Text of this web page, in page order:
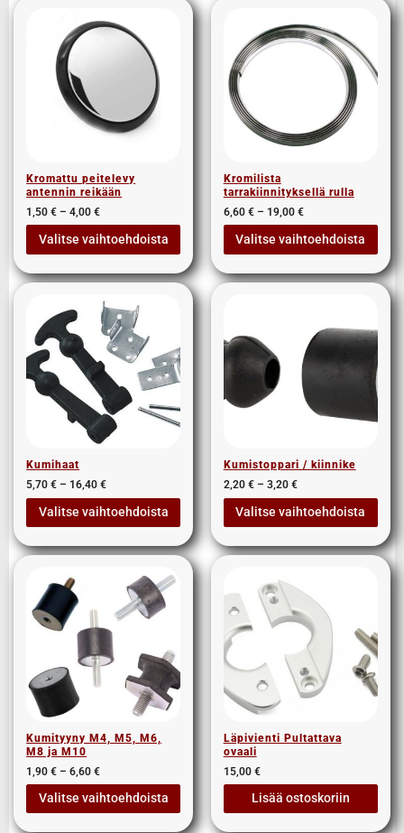
Kromattu peitelevy
antennin reikään
1,50€ – 4,00€
Valitse vaihtoehdoista
Kromilista
tarrakiinnityksellä rulla
6,60 € – 19,00 €
Valitse vaihtoehdoista
Kumihaat
5,70€ – 16,40€
Valitse vaihtoehdoista
Kumistoppari / kiinnike
2,20 € – 3,20 €
Valitse vaihtoehdoista
Kumityyny M4, M5, M6,
M8 ja M10
1,90€ – 6,60€
Valitse vaihtoehdoista
Läpivienti Pultattava
ovaali
15,00 €
Lisää ostoskoriin